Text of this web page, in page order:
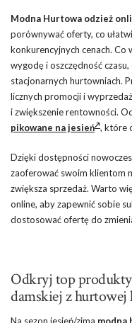
Modna Hurtowa odzież
porównywać oferty, co
konkurencyjnych cenach. Co
wygodę i oszczędność
stacjonarnych hurtowniach.
licznych promocji i
i zwiększenie rentowności.
pikowane na jesień , które
Dzięki dostępności
zaoferować swoim klientom
zwiększa sprzedaż. Warto
online, aby zapewnić sobie
dostosować ofertę do
Odkryj top
damskiej z
Na sezon jesień/zima modna